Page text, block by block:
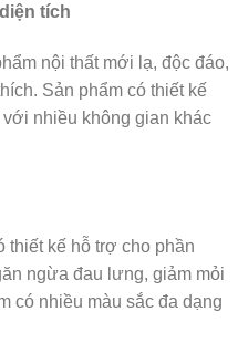
tích
nội thất mới lạ, độc đáo,
Sản phẩm có thiết kế
nhiều không gian khác
thiết kế hỗ trợ cho phần
ngừa đau lưng, giảm mỏi
có nhiều màu sắc đa dạng